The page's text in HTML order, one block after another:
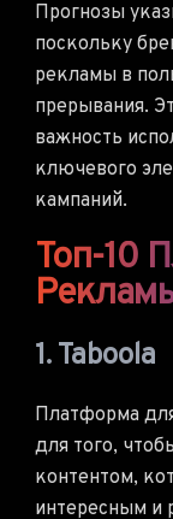
Прогнозы
поскольку
рекламы в
прерывания.
важность
ключевого
кампаний.
Топ-10
1. Taboola
Платформа
для того,
контентом,
интересным и